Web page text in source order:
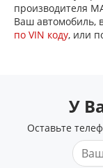
производителя
Ваш автомобиль,
по VIN коду, или
У
Оставьте